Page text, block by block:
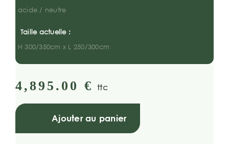
acide / neutre
Taille actuelle :
H 300/350cm x L 250/300cm
4,895.00 € ttc
Ajouter au panier